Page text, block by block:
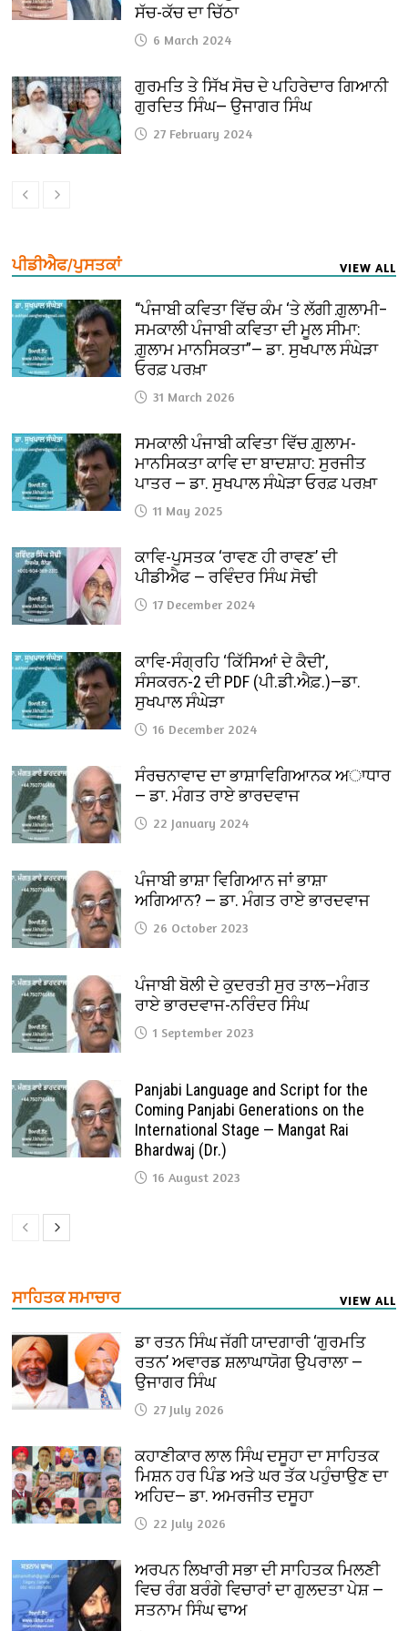
ਸੱਚ-ਕੱਚ ਦਾ ਚਿੱਠਾ
6 March 2024
ਗੁਰਮਤਿ ਤੇ ਸਿੱਖ ਸੋਚ ਦੇ ਪਹਿਰੇਦਾਰ ਗਿਆਨੀ
ਗੁਰਦਿਤ ਸਿੰਘ— ਉਜਾਗਰ ਸਿੰਘ
27 February 2024
ਪੀਡੀਐਫ/ਪੁਸਤਕਾਂ VIEW ALL
“ਪੰਜਾਬੀ ਕਵਿਤਾ ਵਿੱਚ ਕੰਮ ‘ਤੇ ਲੱਗੀ ਗ਼ੁਲਾਮੀ–
ਸਮਕਾਲੀ ਪੰਜਾਬੀ ਕਵਿਤਾ ਦੀ ਮੂਲ ਸੀਮਾ:
ਗ਼ੁਲਾਮ ਮਾਨਸਿਕਤਾ”— ਡਾ. ਸੁਖਪਾਲ ਸੰਘੇੜਾ
ਓਰਫ਼ ਪਰਖ਼ਾ
31 March 2026
ਸਮਕਾਲੀ ਪੰਜਾਬੀ ਕਵਿਤਾ ਵਿੱਚ ਗ਼ੁਲਾਮ-
ਮਾਨਸਿਕਤਾ ਕਾਵਿ ਦਾ ਬਾਦਸ਼ਾਹ: ਸੁਰਜੀਤ
ਪਾਤਰ — ਡਾ. ਸੁਖਪਾਲ ਸੰਘੇੜਾ ਓਰਫ਼ ਪਰਖ਼ਾ
11 May 2025
ਕਾਵਿ-ਪੁਸਤਕ ‘ਰਾਵਣ ਹੀ ਰਾਵਣ’ ਦੀ
ਪੀਡੀਐਫ — ਰਵਿੰਦਰ ਸਿੰਘ ਸੋਢੀ
17 December 2024
ਕਾਵਿ-ਸੰਗ੍ਰਹਿ ‘ਕਿੱਸਿਆਂ ਦੇ ਕੈਦੀ’,
ਸੰਸਕਰਨ-2 ਦੀ PDF (ਪੀ.ਡੀ.ਐਫ਼.)—ਡਾ.
ਸੁਖਪਾਲ ਸੰਘੇੜਾ
16 December 2024
ਸੰਰਚਨਾਵਾਦ ਦਾ ਭਾਸ਼ਾਵਿਗਿਆਨਕ ਅਾਧਾਰ
— ਡਾ. ਮੰਗਤ ਰਾਏ ਭਾਰਦਵਾਜ
22 January 2024
ਪੰਜਾਬੀ ਭਾਸ਼ਾ ਵਿਗਿਆਨ ਜਾਂ ਭਾਸ਼ਾ
ਅਗਿਆਨ? — ਡਾ. ਮੰਗਤ ਰਾਏ ਭਾਰਦਵਾਜ
26 October 2023
ਪੰਜਾਬੀ ਬੋਲੀ ਦੇ ਕੁਦਰਤੀ ਸੁਰ ਤਾਲ—ਮੰਗਤ
ਰਾਏ ਭਾਰਦਵਾਜ-ਨਰਿੰਦਰ ਸਿੰਘ
1 September 2023
Panjabi Language and Script for the
Coming Panjabi Generations on the
International Stage — Mangat Rai
Bhardwaj (Dr.)
16 August 2023
ਸਾਹਿਤਕ ਸਮਾਚਾਰ VIEW ALL
ਡਾ ਰਤਨ ਸਿੰਘ ਜੱਗੀ ਯਾਦਗਾਰੀ ‘ਗੁਰਮਤਿ
ਰਤਨ’ ਅਵਾਰਡ ਸ਼ਲਾਘਾਯੋਗ ਉਪਰਾਲਾ —
ਉਜਾਗਰ ਸਿੰਘ
27 July 2026
ਕਹਾਣੀਕਾਰ ਲਾਲ ਸਿੰਘ ਦਸੂਹਾ ਦਾ ਸਾਹਿਤਕ
ਮਿਸ਼ਨ ਹਰ ਪਿੰਡ ਅਤੇ ਘਰ ਤੱਕ ਪਹੁੰਚਾਉਣ ਦਾ
ਅਹਿਦ— ਡਾ. ਅਮਰਜੀਤ ਦਸੂਹਾ
22 July 2026
ਅਰਪਨ ਲਿਖਾਰੀ ਸਭਾ ਦੀ ਸਾਹਿਤਕ ਮਿਲਣੀ
ਵਿਚ ਰੰਗ ਬਰੰਗੇ ਵਿਚਾਰਾਂ ਦਾ ਗੁਲਦਤਾ ਪੇਸ਼ —
ਸਤਨਾਮ ਸਿੰਘ ਢਾਅ